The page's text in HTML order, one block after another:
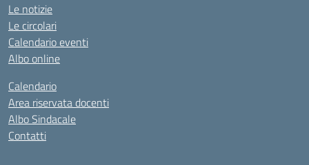
Le notizie
Le circolari
Calendario eventi
Albo online
Calendario
Area riservata docenti
Albo Sindacale
Contatti